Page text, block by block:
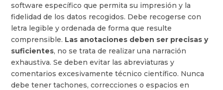
software específico que permita su impresión y la
fidelidad de los datos recogidos. Debe recogerse con
letra legible y ordenada de forma que resulte
comprensible. Las anotaciones deben ser precisas y
suficientes, no se trata de realizar una narración
exhaustiva. Se deben evitar las abreviaturas y
comentarios excesivamente técnico científico. Nunca
debe tener tachones, correcciones o espacios en